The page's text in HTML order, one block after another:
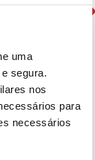
uma
segura.
nos
para
necessários